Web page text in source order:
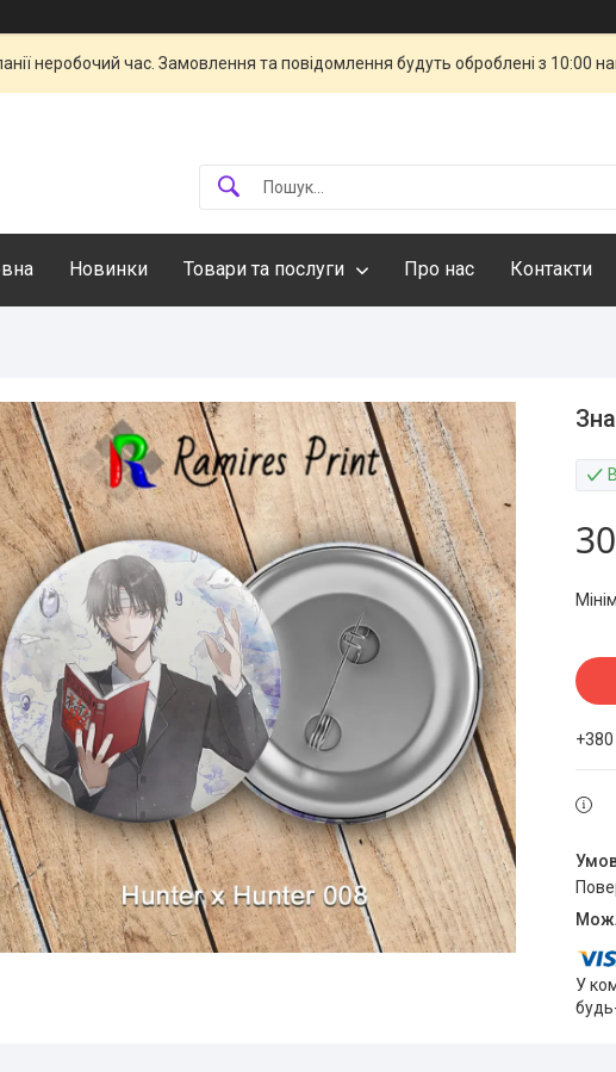
неробочий час. Замовлення та повідомлення будуть оброблені з 10:00
Новинки Товари та послуги Про нас Контакти
У